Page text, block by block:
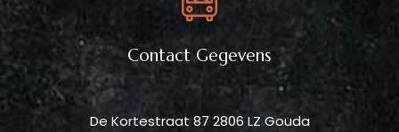
Contact Gegevens
De Kortestraat 87 2806 LZ Gouda